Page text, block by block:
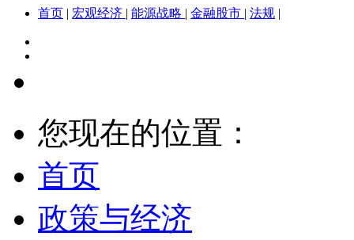
首页 | 宏观经济 | 能源战略 | 金融股市 | 法规 |
您现在的位置：
首页
政策与经济